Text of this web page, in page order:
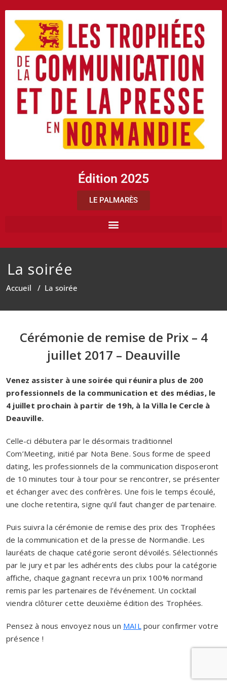
Édition 2025
LE PALMARÈS
La soirée
Accueil / La soirée
Cérémonie de remise de Prix – 4
juillet 2017 – Deauville
Venez assister à une soirée qui réunira plus de 200
professionnels de la communication et des médias, le
4 juillet prochain à partir de 19h, à la Villa le Cercle à
Deauville.
Celle-ci débutera par le désormais traditionnel
Com’Meeting, initié par Nota Bene. Sous forme de speed
dating, les professionnels de la communication disposeront
de 10 minutes tour à tour pour se rencontrer, se présenter
et échanger avec des confrères. Une fois le temps écoulé,
une cloche retentira, signe qu’il faut changer de partenaire.
Puis suivra lacérémonie de remise des prix des Trophées
de la communication et de la pressede Normandie. Les
lauréats de chaque catégorie seront dévoilés. Sélectionnés
par le jury et par les adhérents des clubs pour la catégorie
affiche, chaque gagnant recevra un prix 100% normand
remis par les partenaires de l’événement. Un cocktail
viendra clôturer cette deuxième édition des Trophées.
Pensez à nous envoyez nous un MAILpour confirmer votre
présence !